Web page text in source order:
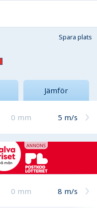
Spara plats
Jämför
0 mm 5 m/s
0 mm 8 m/s